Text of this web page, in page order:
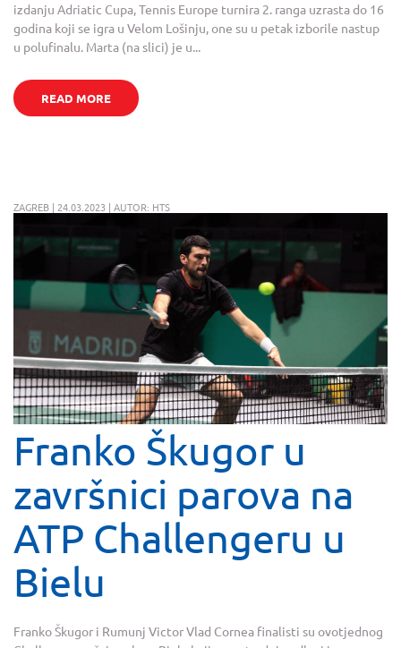
izdanju Adriatic Cupa, Tennis Europe turnira 2. ranga uzrasta do 16
godina koji se igra u Velom Lošinju, one su u petak izborile nastup
u polufinalu. Marta (na slici) je u...
READ MORE
ZAGREB | 24.03.2023 | AUTOR: HTS
Franko Škugor u
završnici parova na
ATP Challengeru u
Bielu
Franko Škugor i Rumunj Victor Vlad Cornea finalisti su ovotjednog